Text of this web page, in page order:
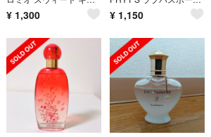
¥ 1,300 ¥ 1,150